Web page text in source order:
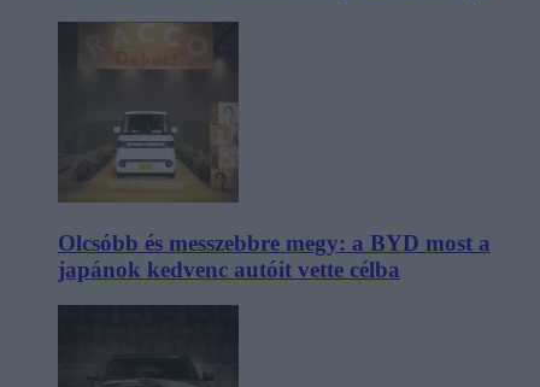
Olcsóbb és messzebbre megy: a BYD most a
japánok kedvenc autóit vette célba